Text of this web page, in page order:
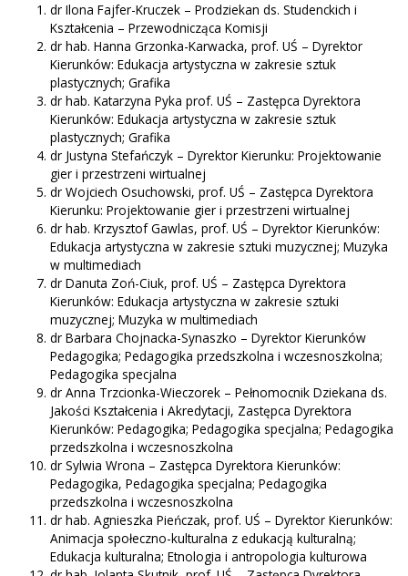
dr Ilona Fajfer-Kruczek – Prodziekan ds. Studenckich i
Kształcenia – Przewodnicząca Komisji
dr hab. Hanna Grzonka-Karwacka, prof. UŚ – Dyrektor
Kierunków: Edukacja artystyczna w zakresie sztuk
plastycznych; Grafika
dr hab. Katarzyna Pyka prof. UŚ – Zastępca Dyrektora
Kierunków: Edukacja artystyczna w zakresie sztuk
plastycznych; Grafika
dr Justyna Stefańczyk – Dyrektor Kierunku: Projektowanie
gier i przestrzeni wirtualnej
dr Wojciech Osuchowski, prof. UŚ – Zastępca Dyrektora
Kierunku: Projektowanie gier i przestrzeni wirtualnej
dr hab. Krzysztof Gawlas, prof. UŚ – Dyrektor Kierunków:
Edukacja artystyczna w zakresie sztuki muzycznej; Muzyka
w multimediach
dr Danuta Zoń-Ciuk, prof. UŚ – Zastępca Dyrektora
Kierunków: Edukacja artystyczna w zakresie sztuki
muzycznej; Muzyka w multimediach
dr Barbara Chojnacka-Synaszko – Dyrektor Kierunków
Pedagogika; Pedagogika przedszkolna i wczesnoszkolna;
Pedagogika specjalna
dr Anna Trzcionka-Wieczorek – Pełnomocnik Dziekana ds.
Jakości Kształcenia i Akredytacji, Zastępca Dyrektora
Kierunków: Pedagogika; Pedagogika specjalna; Pedagogika
przedszkolna i wczesnoszkolna
dr Sylwia Wrona – Zastępca Dyrektora Kierunków:
Pedagogika, Pedagogika specjalna; Pedagogika
przedszkolna i wczesnoszkolna
dr hab. Agnieszka Pieńczak, prof. UŚ – Dyrektor Kierunków:
Animacja społeczno-kulturalna z edukacją kulturalną;
Edukacja kulturalna; Etnologia i antropologia kulturowa